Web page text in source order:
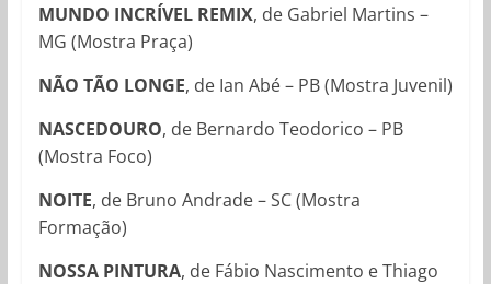
MUNDO INCRÍVEL REMIX, de Gabriel Martins –
MG (Mostra Praça)
NÃO TÃO LONGE, de Ian Abé – PB (Mostra Juvenil)
NASCEDOURO, de Bernardo Teodorico – PB
(Mostra Foco)
NOITE, de Bruno Andrade – SC (Mostra
Formação)
NOSSA PINTURA, de Fábio Nascimento e Thiago